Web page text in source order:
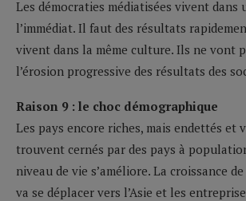
Les démocraties médiatisées vivent dans
l’immédiat. Il faut des résultats
vivent dans la même culture. Ils ne vont
l’érosion progressive des résultats des
Raison 9 : le choc démographique
Les pays encore riches, mais endettés et
trouvent cernés par des pays à
niveau de vie s’améliore. La croissance
va se déplacer vers l’Asie et les